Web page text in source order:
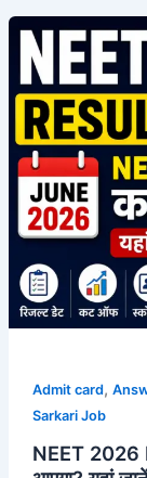
Admit card,
Sarkari Job
NEET 2026